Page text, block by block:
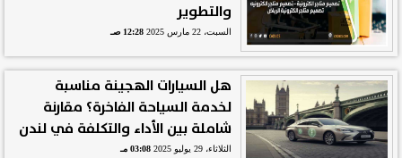
والتطوير
السبت، 22 مارس 2025 12:28 صـ
هل السيارات الهجينة مناسبة
لخدمة السياحة الفاخرة؟ مقارنة
شاملة بين الأداء والتكلفة في لندن
الثلاثاء، 29 يوليو 2025 03:08 مـ